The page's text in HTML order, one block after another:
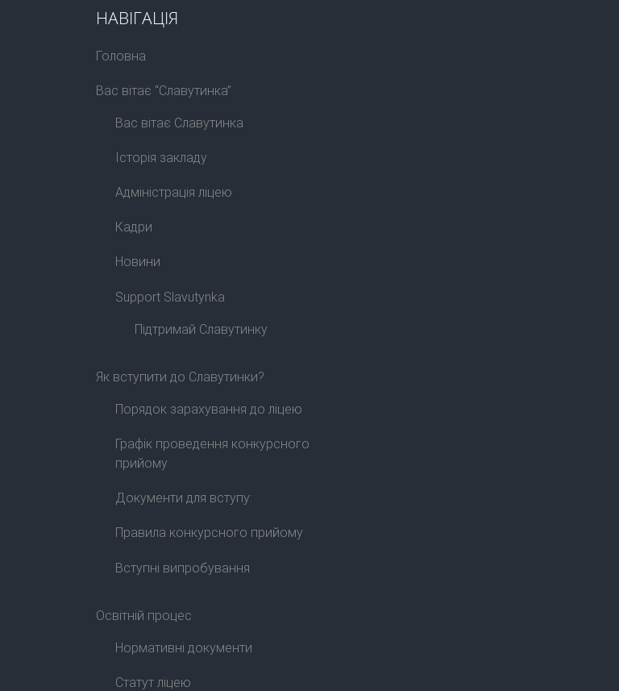
НАВІГАЦІЯ
Головна
Вас вітає “Славутинка”
Вас вітає Славутинка
Історія закладу
Адміністрація ліцею
Кадри
Новини
Support Slavutynka
Підтримай Славутинку
Як вступити до Славутинки?
Порядок зарахування до ліцею
Графік проведення конкурсного
прийому
Документи для вступу:
Правила конкурсного прийому
Вступні випробування
Освітній процес
Нормативні документи
Статут ліцею